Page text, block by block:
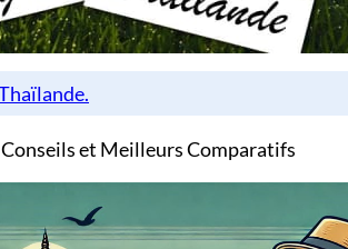
Conseils et Meilleurs Comparatifs